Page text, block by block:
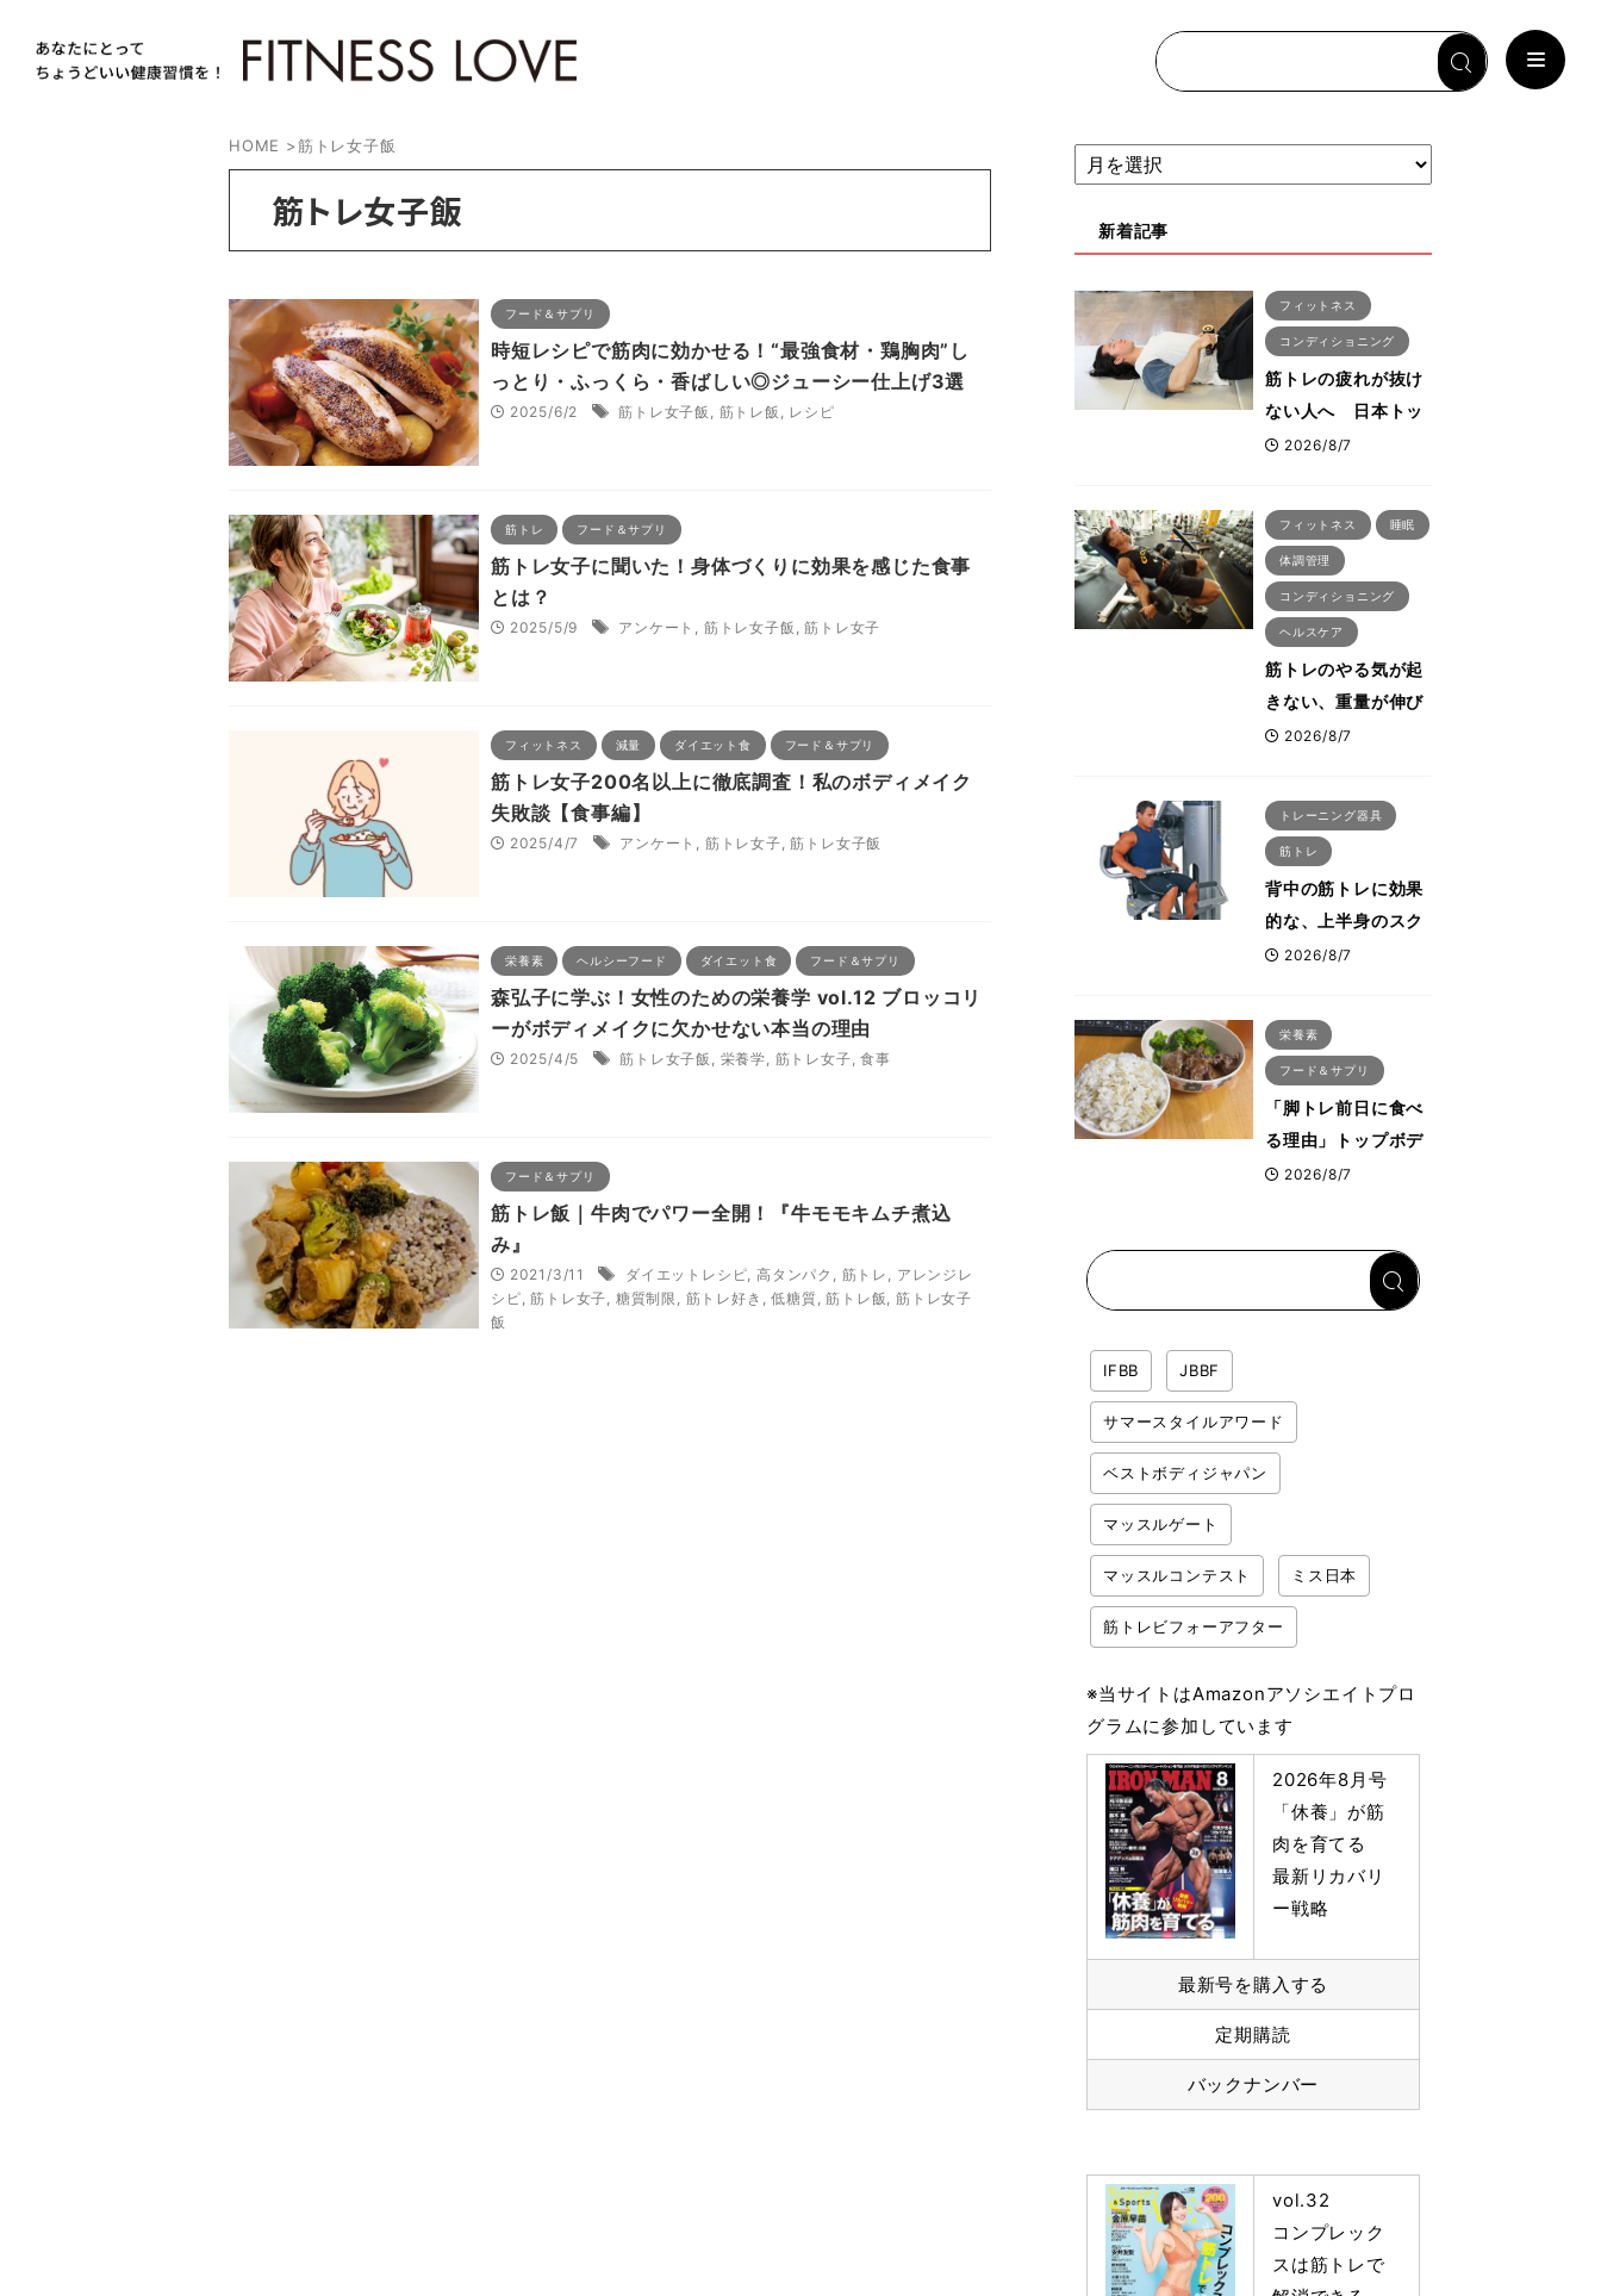
HOME >筋トレ女子飯
筋トレ女子飯
フード＆サプリ
時短レシピで筋肉に効かせる！“最強食材・鶏胸肉”し
っとり・ふっくら・香ばしい◎ジューシー仕上げ3選
2025/6/2 筋トレ女子飯 , 筋トレ飯 , レシピ
筋トレ フード＆サプリ
筋トレ女子に聞いた！身体づくりに効果を感じた食事
とは？
2025/5/9 アンケート , 筋トレ女子飯 ,筋トレ女子
フィットネス 減量 ダイエット食 フード＆サプリ
筋トレ女子200名以上に徹底調査！私のボディメイク
失敗談【食事編】
2025/4/7 アンケート , 筋トレ女子,筋トレ女子飯
栄養素 ヘルシーフード ダイエット食 フード＆サプリ
森弘子に学ぶ！女性のための栄養学 vol.12 ブロッコリ
ーがボディメイクに欠かせない本当の理由
2025/4/5 筋トレ女子飯 , 栄養学, 筋トレ女子,食事
フード＆サプリ
筋トレ飯｜牛肉でパワー全開！『牛モモキムチ煮込
み』
2021/3/11 ダイエットレシピ,高タンパク , 筋トレ , アレンジレ
シピ,筋トレ女子, 糖質制限 , 筋トレ好き ,低糖質,筋トレ飯,筋トレ女子
飯
新着記事
フィットネス
コンディショニング
筋トレの疲れが抜け
ない人へ 日本トッ
プボディビルダー・
る「回復習慣」
2026/8/7
フィットネス 睡眠
体調管理
コンディショニング
ヘルスケア
筋トレのやる気が起
きない、重量が伸び
ない ボディビル世
える食事・睡眠・呼
吸の整え方
2026/8/7
トレーニング器具
筋トレ
背中の筋トレに効果
的な、上半身のスク
ワットとも言われた
ス・プルオーバーマ
シン”とは？
2026/8/7
栄養素
フード＆サプリ
「脚トレ前日に食べ
る理由」トップボデ
ィビルダーが愛用す
2026/8/7
IFBB JBBF
サマースタイルアワード
ベストボディジャパン
マッスルゲート
マッスルコンテスト ミス日本
筋トレビフォーアフター
※当サイトはAmazonアソシエイトプロ
グラムに参加しています
2026年8月号
「休養」が筋
肉を育てる
最新リカバリ
ー戦略
最新号を購入する
定期購読
バックナンバー
vol.32
コンプレック
スは筋トレで